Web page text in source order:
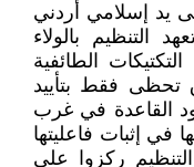
يد إسلامي أردني
التنظيم بالولاء
الطائفية
تحظى فقط بتأييد
القاعدة في غرب
في إثبات فاعليتها
ركزوا على